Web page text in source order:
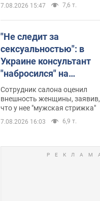
7.08.2026 15:47 7,6 т.
"Не следит за
сексуальностью": в
Украине консультант
"набросился" на
женщину после
химиотерапии,
разгорелся скандал.
Фото
Сотрудник салона оценил
внешность женщины, заявив,
что у нее "мужская стрижка"
7.08.2026 16:03 6,9 т.